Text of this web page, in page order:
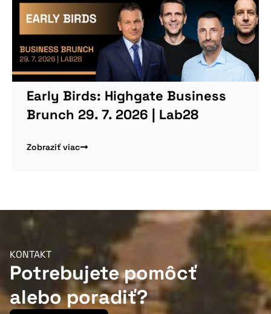
Early Birds: Highgate Business
Brunch 29. 7. 2026 | Lab28
Zobraziť viac
KONTAKT
Potrebujete pomôcť
alebo poradiť?